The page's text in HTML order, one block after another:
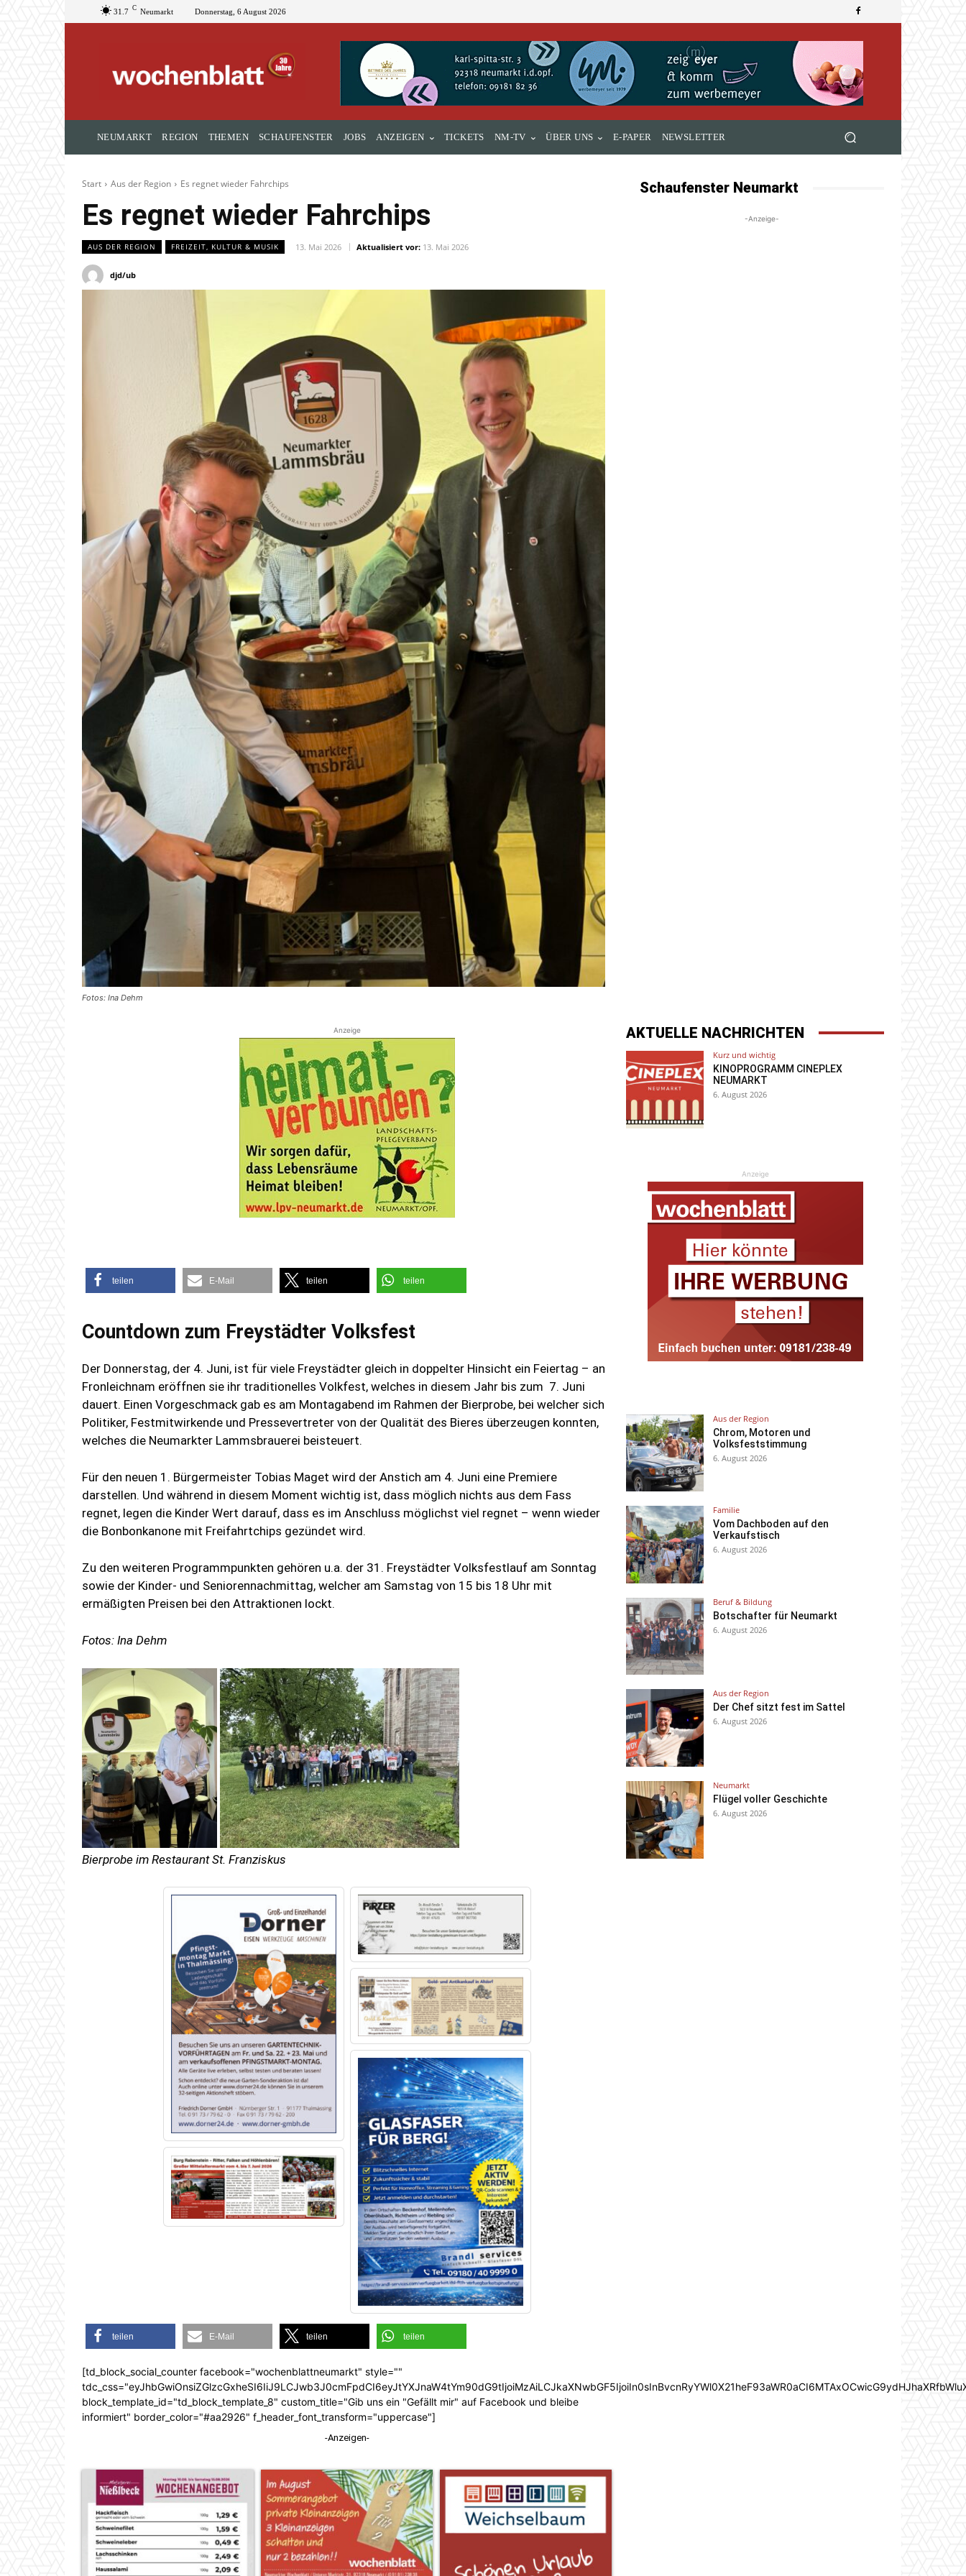
31.7 C Neumarkt Donnerstag, 6 August 2026
NEUMARKT REGION THEMEN SCHAUFENSTER JOBS ANZEIGEN TICKETS NM-TV ÜBER UNS E-PAPER NEWSLETTER
Start Aus der Region Es regnet wieder Fahrchips
Es regnet wieder Fahrchips
AUS DER REGION FREIZEIT, KULTUR & MUSIK 13. Mai 2026 Aktualisiert vor: 13. Mai 2026
djd/ub
Fotos: Ina Dehm
Schaufenster Neumarkt
-Anzeige-
Anzeige
teilen E-Mail teilen teilen
Countdown zum Freystädter Volksfest
Der Donnerstag, der 4. Juni, ist für viele Freystädter gleich in doppelter Hinsicht ein Feiertag – an
Fronleichnam eröffnen sie ihr traditionelles Volkfest, welches in diesem Jahr bis zum 7. Juni
dauert. Einen Vorgeschmack gab es am Montagabend im Rahmen der Bierprobe, bei welcher sich
Politiker, Festmitwirkende und Pressevertreter von der Qualität des Bieres überzeugen konnten,
welches die Neumarkter Lammsbrauerei beisteuert.
Für den neuen 1. Bürgermeister Tobias Maget wird der Anstich am 4. Juni eine Premiere
darstellen. Und während in diesem Moment wichtig ist, dass möglich nichts aus dem Fass
regnet, legen die Kinder Wert darauf, dass es im Anschluss möglichst viel regnet – wenn wieder
die Bonbonkanone mit Freifahrtchips gezündet wird.
Zu den weiteren Programmpunkten gehören u.a. der 31. Freystädter Volksfestlauf am Sonntag
sowie der Kinder- und Seniorennachmittag, welcher am Samstag von 15 bis 18 Uhr mit
ermäßigten Preisen bei den Attraktionen lockt.
Fotos: Ina Dehm
Bierprobe im Restaurant St. Franziskus
teilen E-Mail teilen teilen
[td_block_social_counter facebook="wochenblattneumarkt" style=""
block_template_id="td_block_template_8" custom_title="Gib uns ein "Gefällt mir" auf Facebook und bleibe
informiert" border_color="#aa2926" f_header_font_transform="uppercase"]
-Anzeigen-
AKTUELLE NACHRICHTEN
Kurz und wichtig
KINOPROGRAMM CINEPLEX
NEUMARKT
6. August 2026
Anzeige
Aus der Region
Chrom, Motoren und
Volksfeststimmung
6. August 2026
Familie
Vom Dachboden auf den
Verkaufstisch
6. August 2026
Beruf & Bildung
Botschafter für Neumarkt
6. August 2026
Aus der Region
Der Chef sitzt fest im Sattel
6. August 2026
Neumarkt
Flügel voller Geschichte
6. August 2026